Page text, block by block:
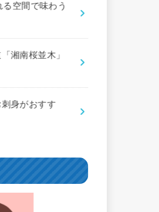
空間で味わう
湘南桜並木」
身がおすす